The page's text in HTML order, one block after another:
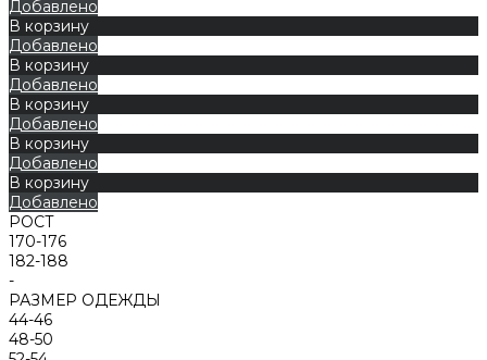
Добавлено
В корзину
Добавлено
В корзину
Добавлено
В корзину
Добавлено
В корзину
Добавлено
В корзину
Добавлено
РОСТ
170-176
182-188
-
РАЗМЕР ОДЕЖДЫ
44-46
48-50